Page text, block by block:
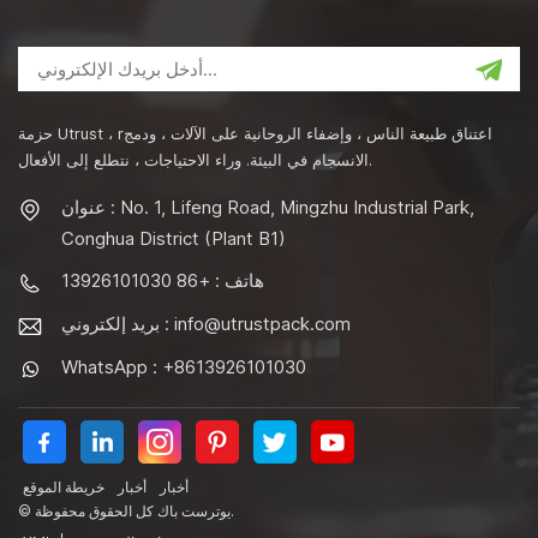
حزمة Utrust ، rاعتناق طبيعة الناس ، وإضفاء الروحانية على الآلات ، ودمج
الانسجام في البيئة. وراء الاحتياجات ، نتطلع إلى الأفعال.
عنوان : No. 1, Lifeng Road, Mingzhu Industrial Park,
Conghua District (Plant B1)
هاتف : +86 13926101030
بريد إلكتروني : info@utrustpack.com
WhatsApp : +8613926101030
خريطة الموقع أخبار
أخبار
© يوترست باك كل الحقوق محفوظة.